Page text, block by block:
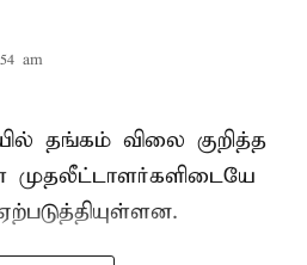
am
தங்கம் விலை குறித்த
முதலீட்டாளர்களிடையே